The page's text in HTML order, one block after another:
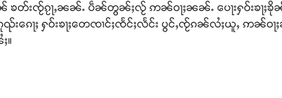
ၶတ်းၸႂ်ၵႂႃႇၼၼ်ႉ ပဵၼ်တွၼ်ႈလႂ် ဢၼ်ဝႃႈၼၼ်ႉ ပေႃးႁဝ်းၶႃႈၶို
ေႃႈ ႁဝ်းၶႃႈတေၸၢင်ႈၸႅင်ႈလႅင်း ပွင်ႇၸႂ်ၵၼ်လႆႈယူႇ ဢၼ်ဝႃႈ
။